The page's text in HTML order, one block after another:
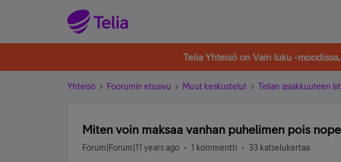
Telia Yhteisö on Vain luku -
Yhteisö Foorumin etusivu Muut keskustelut Telian asiakkuuteen
Miten voin maksaa vanhan puhelimen pois
Forum|Forum|11 years ago 1 kommentti 33 katselukertaa